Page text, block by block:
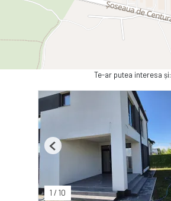
Te-ar putea interesa și:
1 / 10
Previous